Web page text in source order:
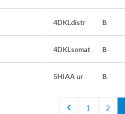
4DKLdistr B
4DKLsomat B
5HIAA ur B
chevron_left 1 2